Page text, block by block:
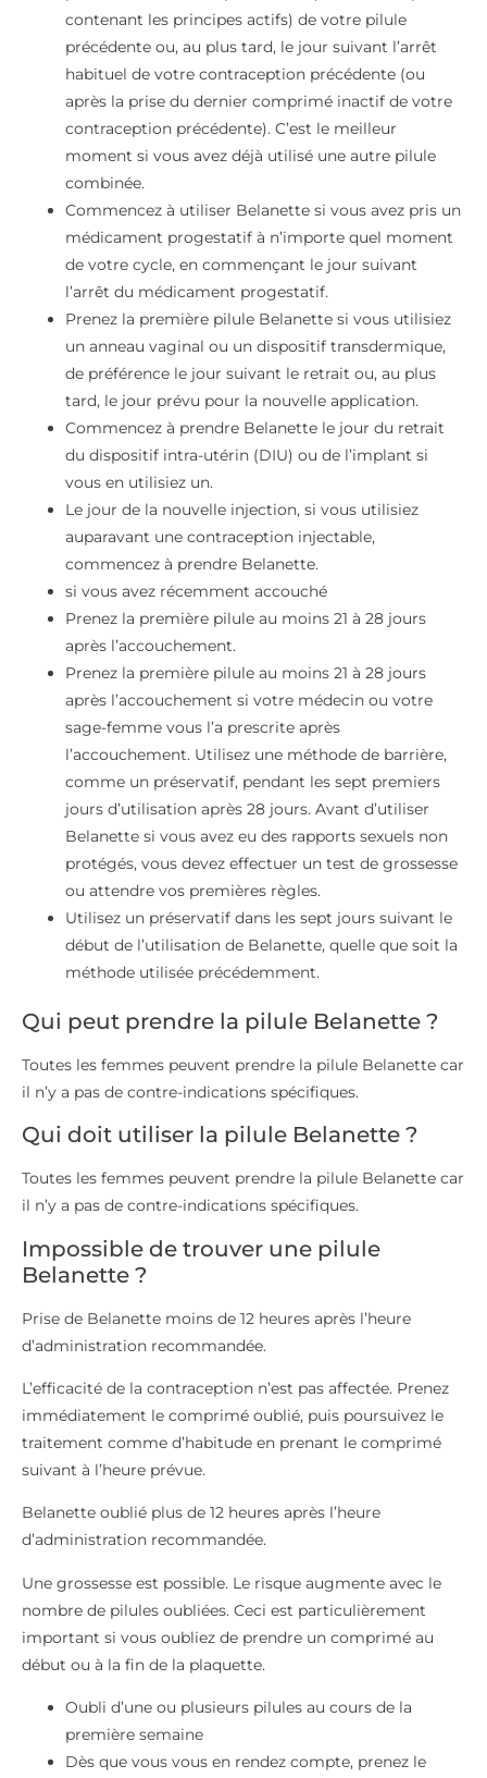
contenant les principes actifs) de votre pilule
précédente ou, au plus tard, le jour suivant l’arrêt
habituel de votre contraception précédente (ou
après la prise du dernier comprimé inactif de votre
contraception précédente). C’est le meilleur
moment si vous avez déjà utilisé une autre pilule
combinée.
Commencez à utiliser Belanette si vous avez pris un
médicament progestatif à n’importe quel moment
de votre cycle, en commençant le jour suivant
l’arrêt du médicament progestatif.
Prenez la première pilule Belanette si vous utilisiez
un anneau vaginal ou un dispositif transdermique,
de préférence le jour suivant le retrait ou, au plus
tard, le jour prévu pour la nouvelle application.
Commencez à prendre Belanette le jour du retrait
du dispositif intra-utérin (DIU) ou de l’implant si
vous en utilisiez un.
Le jour de la nouvelle injection, si vous utilisiez
auparavant une contraception injectable,
commencez à prendre Belanette.
si vous avez récemment accouché
Prenez la première pilule au moins 21 à 28 jours
après l’accouchement.
Prenez la première pilule au moins 21 à 28 jours
après l’accouchement si votre médecin ou votre
sage-femme vous l’a prescrite après
l’accouchement. Utilisez une méthode de barrière,
comme un préservatif, pendant les sept premiers
jours d’utilisation après 28 jours. Avant d’utiliser
Belanette si vous avez eu des rapports sexuels non
protégés, vous devez effectuer un test de grossesse
ou attendre vos premières règles.
Utilisez un préservatif dans les sept jours suivant le
début de l’utilisation de Belanette, quelle que soit la
méthode utilisée précédemment.
Qui peut prendre la pilule Belanette ?
Toutes les femmes peuvent prendre la pilule Belanette car
il n’y a pas de contre-indications spécifiques.
Qui doit utiliser la pilule Belanette ?
Toutes les femmes peuvent prendre la pilule Belanette car
il n’y a pas de contre-indications spécifiques.
Impossible de trouver une pilule
Belanette ?
Prise de Belanette moins de 12 heures après l’heure
d’administration recommandée.
L’efficacité de la contraception n’est pas affectée. Prenez
immédiatement le comprimé oublié, puis poursuivez le
traitement comme d’habitude en prenant le comprimé
suivant à l’heure prévue.
Belanette oublié plus de 12 heures après l’heure
d’administration recommandée.
Une grossesse est possible. Le risque augmente avec le
nombre de pilules oubliées. Ceci est particulièrement
important si vous oubliez de prendre un comprimé au
début ou à la fin de la plaquette.
Oubli d’une ou plusieurs pilules au cours de la
première semaine
Dès que vous vous en rendez compte, prenez le